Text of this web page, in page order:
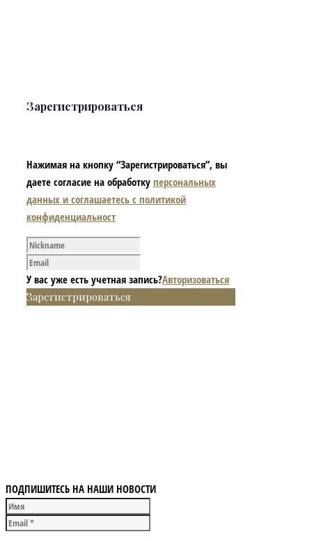
Зарегистрироваться
Нажимая на кнопку “Зарегистрироваться”, вы
даете согласие на обработку персональных
данных и соглашаетесь с политикой
конфиденциальност
У вас уже есть учетная запись?Авторизоваться
Зарегистрироваться
ПОДПИШИТЕСЬ НА НАШИ НОВОСТИ